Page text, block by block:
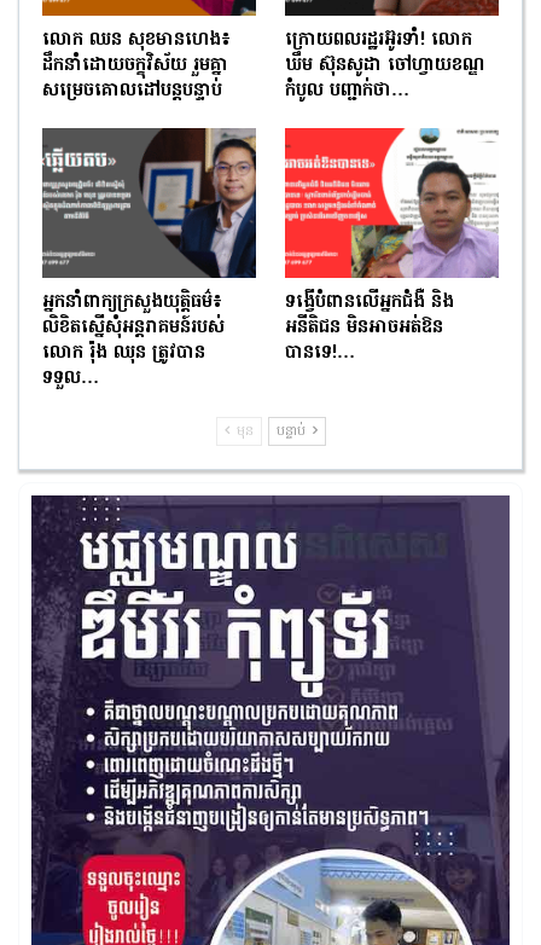
លោក ឈន សុខមានហេង៖
ដឹកនាំដោយចក្ខុវិស័យ រួមគ្នា
សម្រេចគោលដៅបន្តបន្ទាប់
ក្រោយពលរដ្ឋរអ៊ូរទាំ! លោក
ឃឹម ស៊ុនសូដា ចៅហ្វាយខណ្ឌ
កំបូល បញ្ជាក់ថា…
អ្នកនាំពាក្យក្រសួងយុត្តិធម៌៖
លិខិតស្នើសុំអន្តរាគមន៍របស់
លោក រ៉ុង ឈុន ត្រូវបាន
ទទួល…
ទង្វើបំពានលើអ្នកជំងឺ និង
អនីតិជន មិនអាចអត់ឱន
បានទេ!…
មុន បន្ទាប់